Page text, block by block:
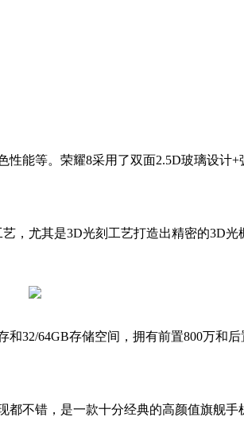
等。荣耀8采用了双面2.5D玻璃设计
尤其是3D光刻工艺打造出精密的3D光
64GB存储空间，拥有前置800万和
不错，是一款十分经典的高颜值旗舰手